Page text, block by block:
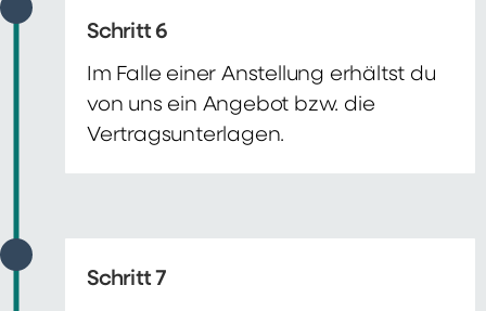
Schritt 6
Im Falle einer Anstellung erhältst du
von uns ein Angebot bzw. die
Vertragsunterlagen.
Schritt 7